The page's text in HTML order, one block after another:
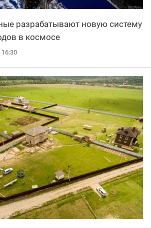
разрабатывают новую систему
в космосе
16:30